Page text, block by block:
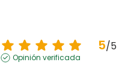
5/5
Opinión verificada